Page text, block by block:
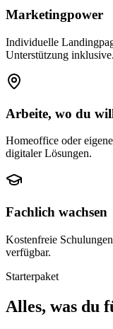
Marketingpower
Individuelle
Unterstützung inklusive.
Arbeite, wo du
Homeoffice oder
digitaler Lösungen.
Fachlich wachsen
Kostenfreie
verfügbar.
Starterpaket
Alles, was du